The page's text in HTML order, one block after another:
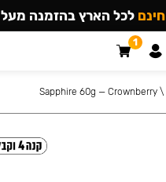
\
Sapphire 60g — Crownberry
חינם לכל הארץ בהזמנה מעל ₪449
1